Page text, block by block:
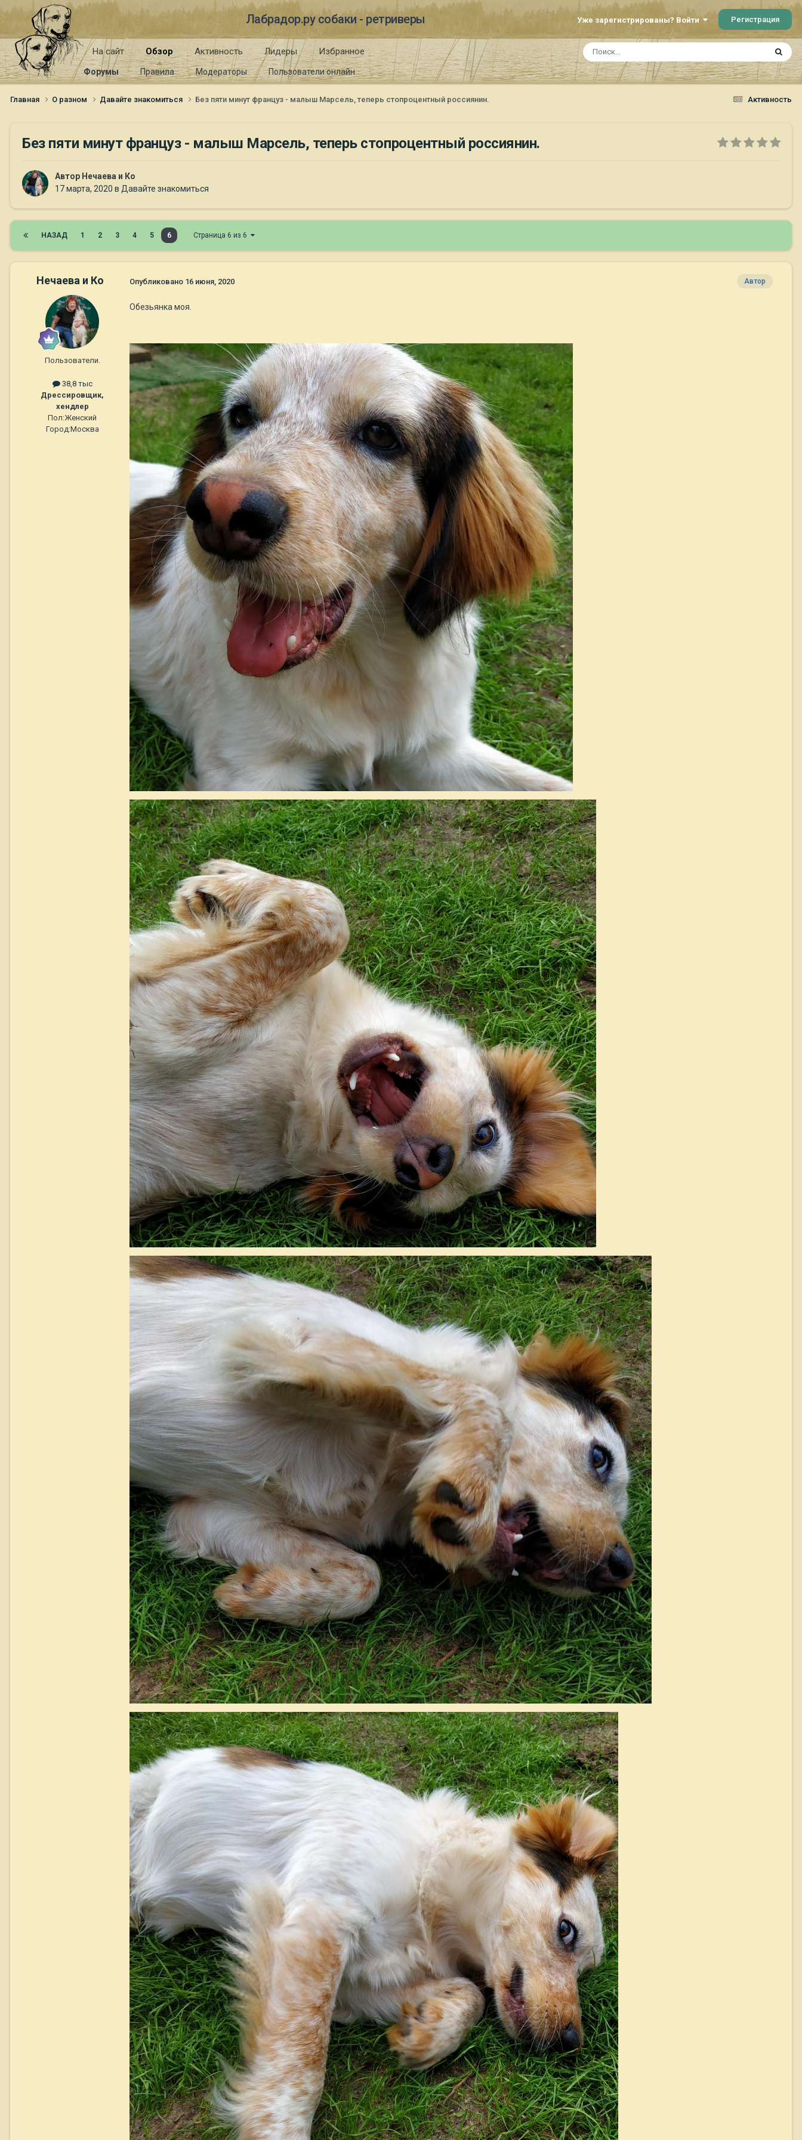
Лабрадор.ру собаки - ретриверы Уже зарегистрированы? Войти Регистрация
На сайт Обзор
Форумы Правила Модераторы Пользователи онлайн
Активность Лидеры Избранное
Активность
Главная О разном Давайте знакомиться Без пяти минут француз - малыш Марсель, теперь стопроцентный россиянин.
Без пяти минут француз - малыш Марсель, теперь стопроцентный россиянин.
Автор Нечаева и Ко
17 марта, 2020 в Давайте знакомиться
НАЗАД 1 2 3 4 5 6 Страница 6 из 6
Нечаева и Ко
Пользователи.
38,8 тыс
Дрессировщик,
хендлер
Пол:Женский
Город:Москва
Автор
Опубликовано 16 июня, 2020
Обезьянка моя.